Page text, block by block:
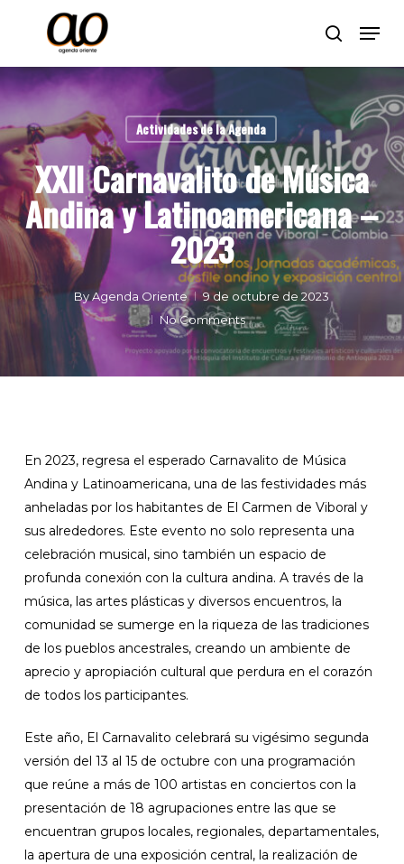
content
search
Actividades de la Agenda
XXII Carnavalito de Música
Andina y Latinoamericana –
2023
By Agenda Oriente
9 de octubre de 2023
No Comments
En 2023, regresa el esperado Carnavalito de Música
Andina y Latinoamericana, una de las festividades más
anheladas por los habitantes de El Carmen de Viboral y
sus alrededores. Este evento no solo representa una
celebración musical, sino también un espacio de
profunda conexión con la cultura andina. A través de la
música, las artes plásticas y diversos encuentros, la
comunidad se sumerge en la riqueza de las tradiciones
de los pueblos ancestrales, creando un ambiente de
aprecio y apropiación cultural que perdura en el corazón
de todos los participantes.
Este año, El Carnavalito celebrará su vigésimo segunda
versión del 13 al 15 de octubre con una programación
que reúne a más de 100 artistas en conciertos con la
presentación de 18 agrupaciones entre las que se
encuentran grupos locales, regionales, departamentales,
la apertura de una exposición central, la realización de